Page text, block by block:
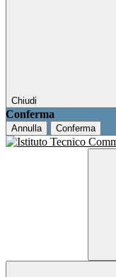
Chiudi
Conferma
Annulla Conferma